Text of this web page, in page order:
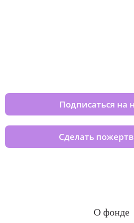
Подписаться на
Сделать
О фонде